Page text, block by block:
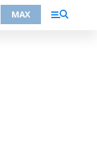
MAX